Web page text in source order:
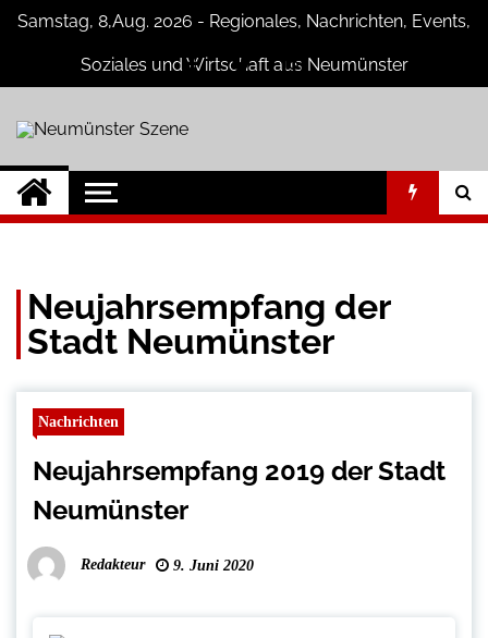
SkipSamstag, 8,Aug. 2026 - Regionales, Nachrichten, Events,
Soziales und Wirtschaft aus Neumünster
Neumünster
Szene
Neuigkeiten und Nachrichten aus
Neumünster und Umgebung
Neujahrsempfang der
Stadt Neumünster
Nachrichten
Neujahrsempfang 2019 der Stadt
Neumünster
Redakteur 9. Juni 2020